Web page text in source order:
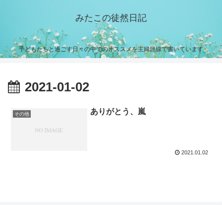
みたこの徒然日記
子どもたちと過ごす日々の中でのオススメを主婦目線で書いています
2021-01-02
その他 ありがとう、嵐
2021.01.02